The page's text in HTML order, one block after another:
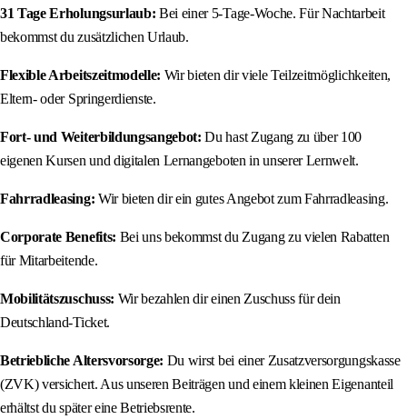
31 Tage Erholungsurlaub: Bei einer 5-Tage-Woche. Für Nachtarbeit
bekommst du zusätzlichen Urlaub.
Flexible Arbeitszeitmodelle: Wir bieten dir viele Teilzeitmöglichkeiten,
Eltern- oder Springerdienste.
Fort- und Weiterbildungsangebot: Du hast Zugang zu über 100
eigenen Kursen und digitalen Lernangeboten in unserer Lernwelt.
Fahrradleasing: Wir bieten dir ein gutes Angebot zum Fahrradleasing.
Corporate Benefits: Bei uns bekommst du Zugang zu vielen Rabatten
für Mitarbeitende.
Mobilitätszuschuss: Wir bezahlen dir einen Zuschuss für dein
Deutschland-Ticket.
Betriebliche Altersvorsorge: Du wirst bei einer Zusatzversorgungskasse
(ZVK) versichert. Aus unseren Beiträgen und einem kleinen Eigenanteil
erhältst du später eine Betriebsrente.